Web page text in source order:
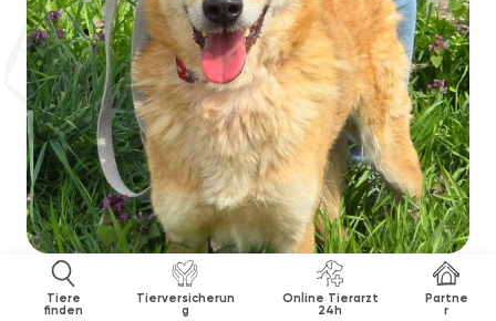
Tiere
finden
Tierversicherun
g
Online Tierarzt
24h
Partne
r